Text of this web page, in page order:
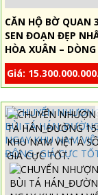
CĂN HỘ BỜ QUAN
SEN ĐOẠN ĐẸP
HÒA XUÂN –
80TR/THÁNG
Giá: